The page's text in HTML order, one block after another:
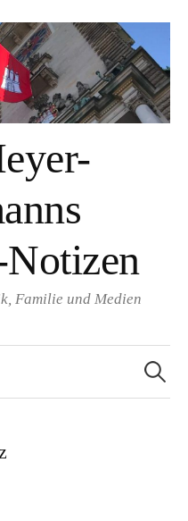
Familie und Medien
nach: